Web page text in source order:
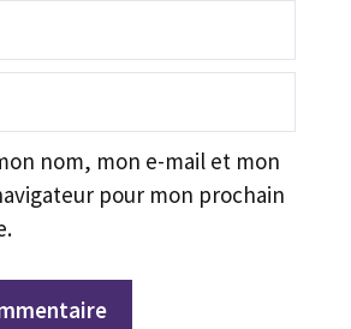
nom, mon e-mail et mon
pour mon prochain